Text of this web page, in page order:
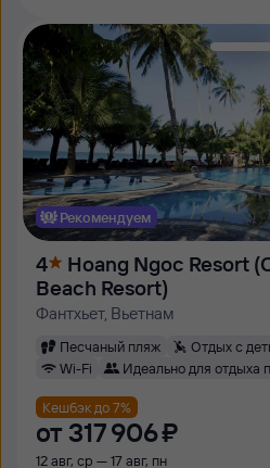
Рекомендуем
4
Hoang Ngoc Resort
Beach Resort)
Фантхьет, Вьетнам
Песчаный пляж Отдых с
Wi-Fi
Идеально для отдыха
Кешбэк до 7%
от 317 ⁠906 ⁠₽
12 авг, ср — 17 авг, пн